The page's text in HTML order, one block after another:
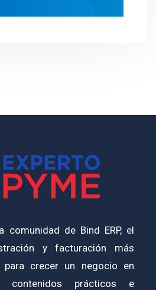
comunidad de Bind ERP, el
y facturación más
crecer un negocio en
contenidos prácticos e